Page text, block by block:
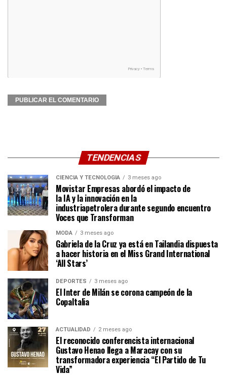
TENDENCIAS
CIENCIA Y TECNOLOGÍA 3 meses ago
Movistar Empresas abordó el impacto de
la IA y la innovación en la
industriapetrolera durante segundo encuentro
Voces que Transforman
MODA 3 meses ago
Gabriela de la Cruz ya está en Tailandia dispuesta
a hacer historia en el Miss Grand International
‘All Stars’
DEPORTES 3 meses ago
El Inter de Milán se corona campeón de la
CopaItalia
ACTUALIDAD 2 meses ago
El reconocido conferencista internacional
Gustavo Henao llega a Maracay con su
transformadora experiencia “El Partido de Tu
Vida”